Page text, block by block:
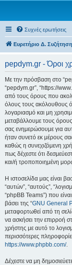
Συχνές ερωτήσεις
Ευρετήριο Δ.
pepdym.gr - Όροι
Με την πρόσβαση στο
“pepdym.gr”, “https://
από τους όρους που
όλους τους ακόλουθους
λογαριασμό και μη
μεταβάλλουμε τους
σας ενημερώσουμε για
ήταν συνετό εκ μέρους
καθώς η συνεχιζόμενη
πως δέχεστε ότι
και/ή τροποποιημένη
Η ιστοσελίδα μας είναι
“αυτών”, “αυτούς”,
“phpBB Teams”) που
βάσει της “GNU General
μεταφορτωθεί από τη
να ασκήσει την επιρροή
χρήστης με αυτό το
περισσότερες
https://www.phpbb.com/.
Δέχεστε να μη